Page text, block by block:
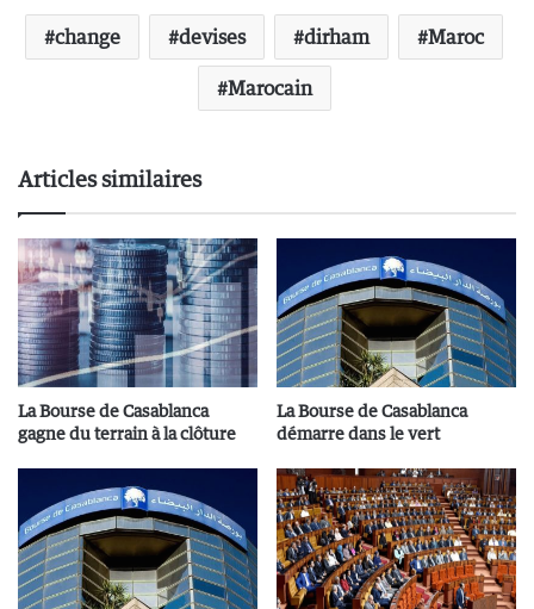
change devises dirham Maroc
Marocain
Articles similaires
La Bourse de Casablanca
gagne du terrain à la clôture
La Bourse de Casablanca
démarre dans le vert